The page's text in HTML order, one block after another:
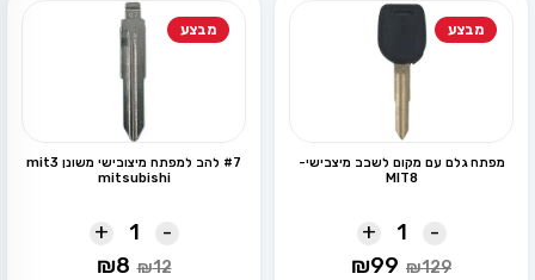
מבצע
מפתח גלם עם מקום לשבב מיצבישי-
MIT8
-
+
₪129
המחיר₪99
מבצע
#7 להב למפתח מיצובישי משונן mit3
mitsubishi
-
+
₪12
המחיר
₪8